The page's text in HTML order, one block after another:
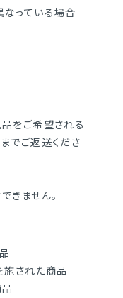
っている場合
をご希望される
でご返送くださ
きません。
施された商品